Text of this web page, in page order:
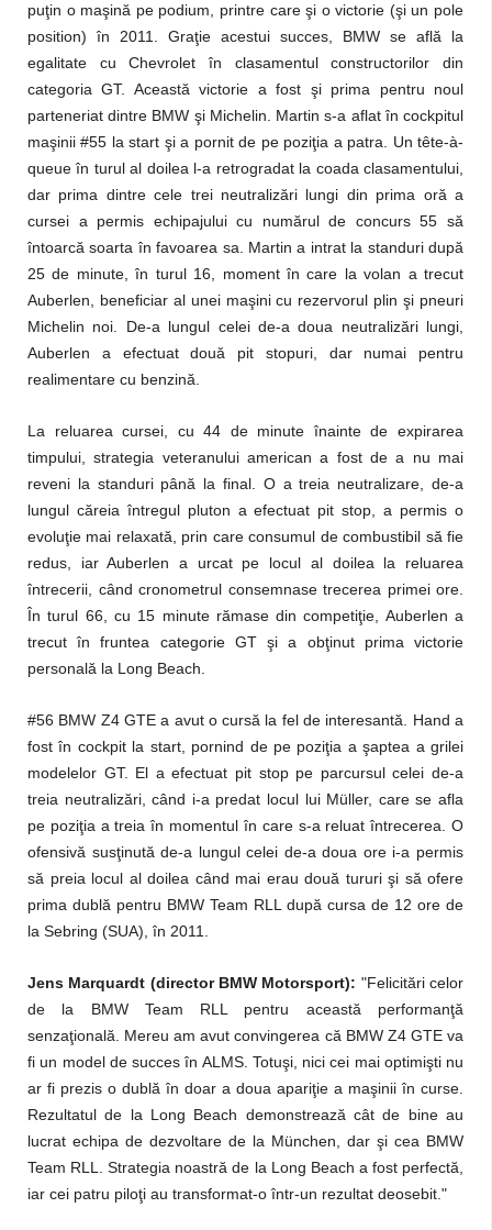
puţin o maşină pe podium, printre care şi o victorie (şi un pole
position) în 2011. Graţie acestui succes, BMW se află la
egalitate cu Chevrolet în clasamentul constructorilor din
categoria GT. Această victorie a fost şi prima pentru noul
parteneriat dintre BMW şi Michelin. Martin s-a aflat în cockpitul
maşinii #55 la start şi a pornit de pe poziţia a patra. Un tête-à-
queue în turul al doilea l-a retrogradat la coada clasamentului,
dar prima dintre cele trei neutralizări lungi din prima oră a
cursei a permis echipajului cu numărul de concurs 55 să
întoarcă soarta în favoarea sa. Martin a intrat la standuri după
25 de minute, în turul 16, moment în care la volan a trecut
Auberlen, beneficiar al unei maşini cu rezervorul plin şi pneuri
Michelin noi. De-a lungul celei de-a doua neutralizări lungi,
Auberlen a efectuat două pit stopuri, dar numai pentru
realimentare cu benzină.
La reluarea cursei, cu 44 de minute înainte de expirarea
timpului, strategia veteranului american a fost de a nu mai
reveni la standuri până la final. O a treia neutralizare, de-a
lungul căreia întregul pluton a efectuat pit stop, a permis o
evoluţie mai relaxată, prin care consumul de combustibil să fie
redus, iar Auberlen a urcat pe locul al doilea la reluarea
întrecerii, când cronometrul consemnase trecerea primei ore.
În turul 66, cu 15 minute rămase din competiţie, Auberlen a
trecut în fruntea categorie GT şi a obţinut prima victorie
personală la Long Beach.
#56 BMW Z4 GTE a avut o cursă la fel de interesantă. Hand a
fost în cockpit la start, pornind de pe poziţia a şaptea a grilei
modelelor GT. El a efectuat pit stop pe parcursul celei de-a
treia neutralizări, când i-a predat locul lui Müller, care se afla
pe poziţia a treia în momentul în care s-a reluat întrecerea. O
ofensivă susţinută de-a lungul celei de-a doua ore i-a permis
să preia locul al doilea când mai erau două tururi şi să ofere
prima dublă pentru BMW Team RLL după cursa de 12 ore de
la Sebring (SUA), în 2011.
Jens Marquardt (director BMW Motorsport): "Felicitări celor
de la BMW Team RLL pentru această performanţă
senzaţională. Mereu am avut convingerea că BMW Z4 GTE va
fi un model de succes în ALMS. Totuşi, nici cei mai optimişti nu
ar fi prezis o dublă în doar a doua apariţie a maşinii în curse.
Rezultatul de la Long Beach demonstrează cât de bine au
lucrat echipa de dezvoltare de la München, dar şi cea BMW
Team RLL. Strategia noastră de la Long Beach a fost perfectă,
iar cei patru piloţi au transformat-o într-un rezultat deosebit."